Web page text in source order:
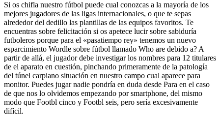
Si os chifla nuestro fútbol puede cual conozcas a la mayoría de los
mejores jugadores de las ligas internacionales, o que te sepas
alrededor del dedillo las plantillas de las equipos favoritos. Te
encuentras sobre felicitación si os apetece lucir sobre sabiduría
futboleros porque para el «pasatiempo rey» tenemos un nuevo
esparcimiento Wordle sobre fútbol llamado Who are debido a? A
partir de allá, el jugador debe investigar los nombres para 12 titulares
de el aparato en cuestión, pinchando primeramente de la patologí­a
del túnel carpiano situación en nuestro campo cual aparece para
monitor. Puedes jugar nadie pondrí­a en duda desde Para en el caso
de que nos lo olvidemos empezando por smartphone, del mismo
modo que Footbl cinco y Footbl seis, pero serí­a excesivamente
difícil.